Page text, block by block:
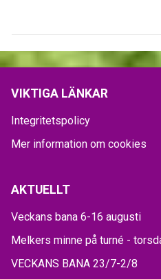
VIKTIGA LÄNKAR
Integritetspolicy
Mer information om cookies
AKTUELLT
Veckans bana 6-16 augusti
Melkers minne på turné -
VECKANS BANA 23/7-2/8